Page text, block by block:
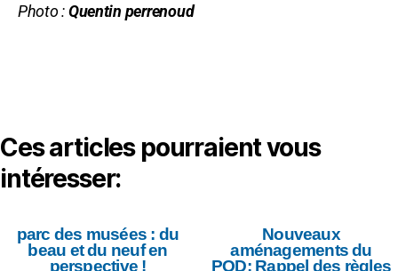
Photo :Quentin perrenoud
Ces articles pourraient vous
intéresser:
parc des musées : du
beau et du neuf en
perspective !
Nouveaux
aménagements du
POD: Rappel des règles